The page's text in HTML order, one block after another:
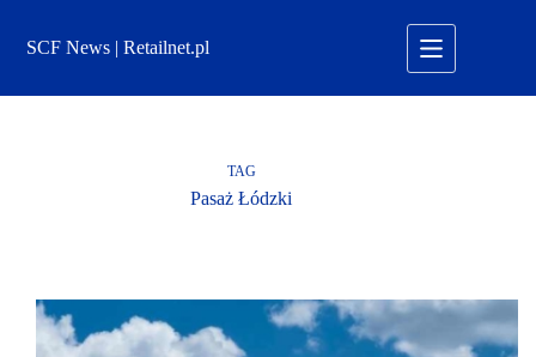
treściSCF News | Retailnet.pl
TAG
Pasaż Łódzki